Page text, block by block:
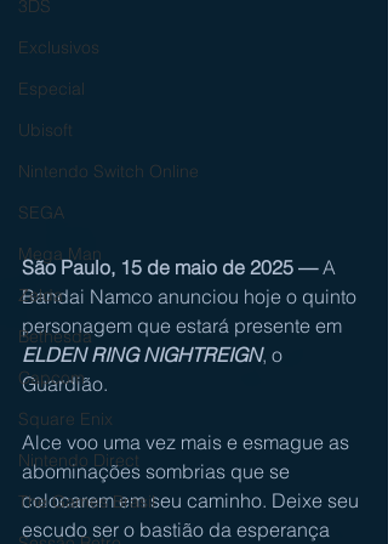
3DS
Exclusivos
Especial
Ubisoft
Nintendo Switch Online
SEGA
Mega Man
Zelda
Bethesda
Capcom
Square Enix
Nintendo Direct
The Games Brasil
São Paulo, 15 de maio de 2025 — A
Bandai Namco anunciou hoje o quinto
personagem que estará presente em
ELDEN RING NIGHTREIGN, o
Guardião.
Alce voo uma vez mais e esmague as
abominações sombrias que se
colocarem em seu caminho. Deixe seu
escudo ser o bastião da esperança